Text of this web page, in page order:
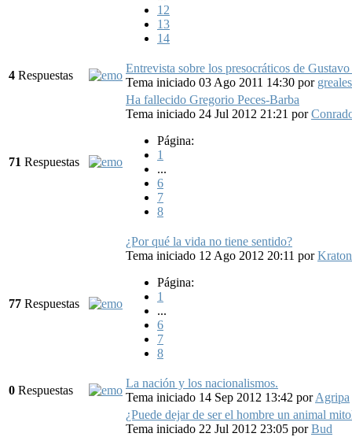
12
13
14
4 Respuestas
Entrevista sobre los presocráticos de
Tema iniciado 03 Ago 2011 14:30 por
71 Respuestas
Ha fallecido Gregorio Peces-Barba
Tema iniciado 24 Jul 2012 21:21 por
Página:
1
...
6
7
8
77 Respuestas
¿Por qué la vida no tiene sentido?
Tema iniciado 12 Ago 2012 20:11 porKraton
Página:
1
...
6
7
8
0 Respuestas
La nación y los nacionalismos.
Tema iniciado 14 Sep 2012 13:42 porAgripa
¿Puede dejar de ser el hombre un animal
Tema iniciado 22 Jul 2012 23:05 porBud